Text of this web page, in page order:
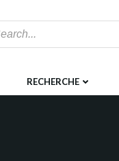
RECHERCHE